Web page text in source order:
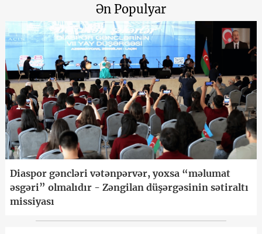
Ən Populyar
Diaspor gəncləri vətənpərvər, yoxsa “məlumat
əsgəri” olmalıdır - Zəngilan düşərgəsinin sətiraltı
missiyası